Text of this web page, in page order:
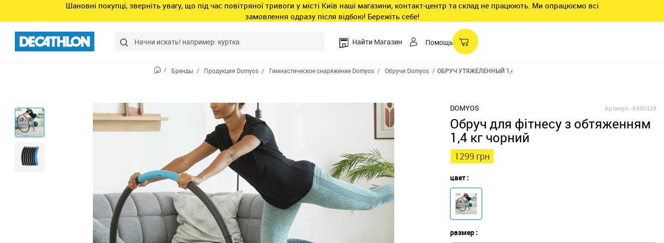
Шановні покупці, зверніть увагу, що під час повітряної тривоги у місті Київ наші магазини, контакт-центр та склад не працюють. Ми опрацюємо всі
замовлення одразу після відбою! Бережіть себе!
Найти Магазин Помощь
Бренды Продукция Domyos Гимнастическое снаряжение Domyos Обручи Domyos ОБРУЧ УТЯЖЕЛЕННЫЙ 1,4 КГ ДЛЯ ФИТНЕСА СИНИЙ
DOMYOS Артикул -8490329
Обруч для фітнесу з обтяженням
1,4 кг чорний
1299 грн
цвет :
размер :